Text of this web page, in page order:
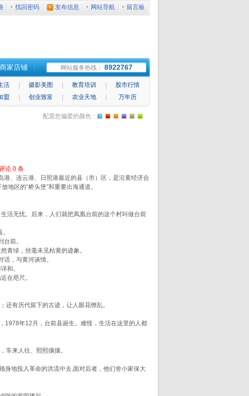
找回密码 发布信息 网站导航 留言板
商家店铺 网站服务热线： 8922767
活 摄影美图 教育培训
股市行情
盟 创业致富 农业天地 万年历
配置您偏爱的颜色：
论 0条
、连云港、日照港最近的县（市）区，是沿黄经济合
地区的“桥头堡”和重要出海通道。
活无忧。后来，人们就把凤凰台前的这个村叫做台前
前。
青绿，丝毫未见枯黄的迹象。
，与黄河谈情。
和。
在咫尺。
还有历代留下的古迹，让人眼花缭乱。
1978年12月，台前县诞生。难怪，生活在这里的人都
车来人往、熙熙攘攘。
身地投入革命的洪流中去,面对后者，他们舍小家保大